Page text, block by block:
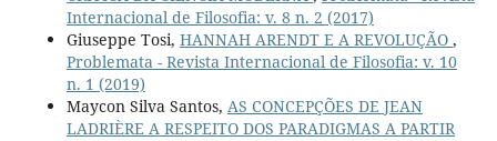
Internacional de Filosofia: v. 8 n. 2 (2017)
Giuseppe Tosi, HANNAH ARENDT E A REVOLUÇÃO ,
Problemata - Revista Internacional de Filosofia: v. 10
n. 1 (2019)
Maycon Silva Santos, AS CONCEPÇÕES DE JEAN
LADRIÈRE A RESPEITO DOS PARADIGMAS A PARTIR